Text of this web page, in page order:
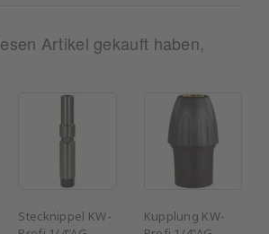
Artikel gekauft haben,
Stecknippel KW-
Kupplung KW-